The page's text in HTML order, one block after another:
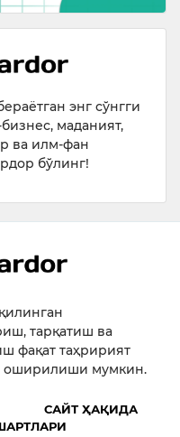
энг сўнгги
маданият,
ва илм-фан
бўлинг!
тарқатиш ва
фақат таҳририят
оширилиши мумкин.
САЙТ ҲАҚИДА